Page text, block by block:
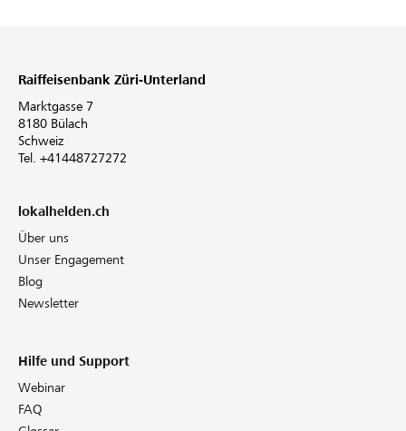
Raiffeisenbank Züri-Unterland
Marktgasse 7
8180 Bülach
Schweiz
Tel. +41448727272
lokalhelden.ch
Über uns
Unser Engagement
Blog
Newsletter
Hilfe und Support
Webinar
FAQ